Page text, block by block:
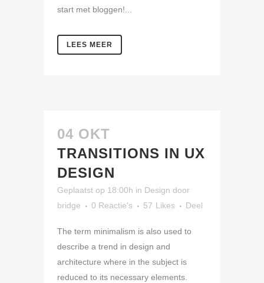
start met bloggen!...
LEES MEER
04 OKT
TRANSITIONS IN UX
DESIGN
Geplaatst op 18:00h in Design door
bridge
0 Reactie's 57 Likes Deel
The term minimalism is also used to
describe a trend in design and
architecture where in the subject is
reduced to its necessary elements.